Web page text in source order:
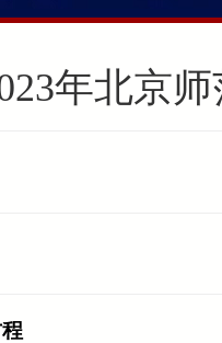
年北京